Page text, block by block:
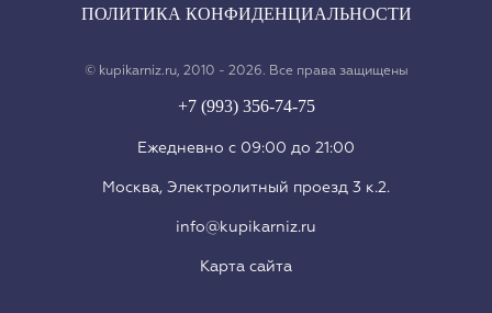
ПОЛИТИКА КОНФИДЕНЦИАЛЬНОСТИ
© kupikarniz.ru, 2010 - 2026. Все права защищены
+7 (993) 356-74-75
Eжедневно с 09:00 до 21:00
Москва, Электролитный проезд 3 к.2.
info@kupikarniz.ru
Карта сайта